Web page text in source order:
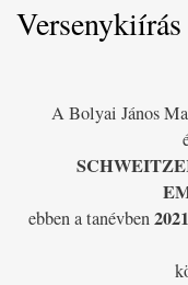
Versenykiírás
A Bolyai János
ebben a tanévben